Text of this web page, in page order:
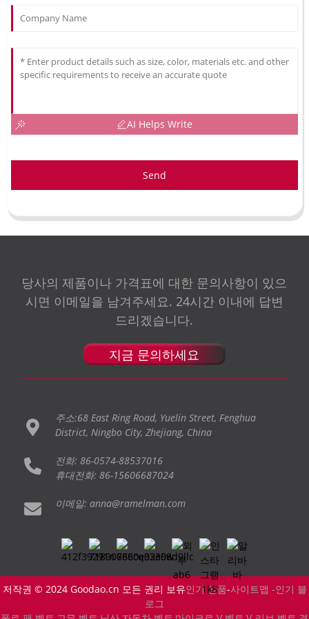
AI Helps Write
Send
당사의 제품이나 가격표에 대한 문의사항이 있으
시면 이메일을 남겨주세요. 24시간 이내에 답변
드리겠습니다.
지금 문의하세요
주소:68 East Ring Road, Yuelin Street, Fenghua
District, Ningbo City, Zhejiang, China
전화: 86-0574-88537016
휴대전화: 86-15606687024
이메일: anna@ramelman.com
저작권 © 2024 Goodao.cn 모든 권리 보유인기 상품-사이트맵 -인기 블
로그